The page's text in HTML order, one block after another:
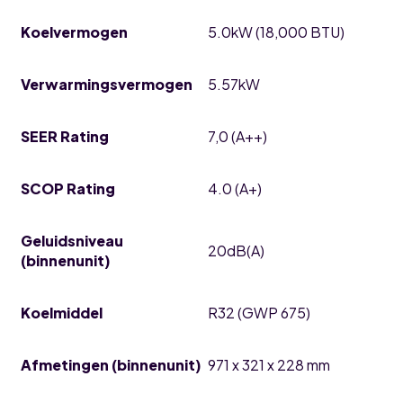
Koelvermogen 5.0kW (18,000 BTU)
Verwarmingsvermogen 5.57kW
SEER Rating 7,0 (A++)
SCOP Rating 4.0 (A+)
Geluidsniveau
(binnenunit)
20dB(A)
Koelmiddel R32 (GWP 675)
Afmetingen (binnenunit) 971 x 321 x 228 mm